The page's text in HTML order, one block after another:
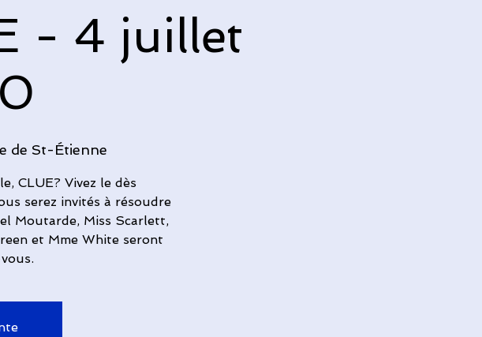
- 4 juillet
de St-Étienne
CLUE? Vivez le dès
serez invités à résoudre
Moutarde, Miss Scarlett,
et Mme White seront